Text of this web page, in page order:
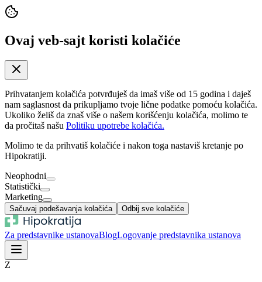
Ovaj veb-sajt koristi kolačiće
Prihvatanjem kolačića potvrđuješ da imaš više od 15 godina i daješ
nam saglasnost da prikupljamo tvoje lične podatke pomoću kolačića.
Ukoliko želiš da znaš više o našem korišćenju kolačića, molimo te
da pročitaš našu Politiku upotrebe kolačića.
Molimo te da prihvatiš kolačiće i nakon toga nastaviš kretanje po
Hipokratiji.
Neophodni
Statistički
Marketing
Sačuvaj podešavanja kolačića Odbij sve kolačiće
Za predstavnike ustanovaBlogLogovanje predstavnika ustanova
Z